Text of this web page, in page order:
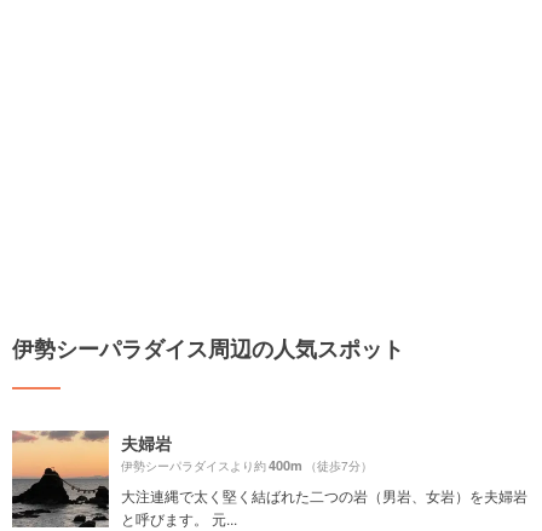
伊勢シーパラダイス周辺の人気スポット
夫婦岩
伊勢シーパラダイスより約400m （徒歩7分）
大注連縄で太く堅く結ばれた二つの岩（男岩、女岩）を夫婦岩
と呼びます。 元...